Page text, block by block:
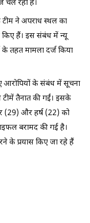
चल रहा है।
ने अपराध स्थल का
किए हैं। इस संबंध में न्यू
तहत मामला दर्ज किया
आरोपियों के संबंध में सूचना
टीमें तैनात की गईं। इसके
(29) और हर्ष (22) को
बरामद की गई है।
के प्रयास किए जा रहे हैं